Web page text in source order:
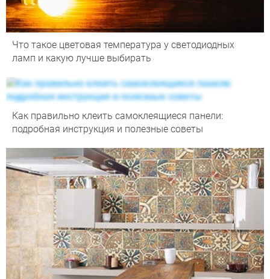
Что такое цветовая температура у светодиодных
ламп и какую лучше выбирать
Как правильно клеить самоклеящиеся панели:
подробная инструкция и полезные советы